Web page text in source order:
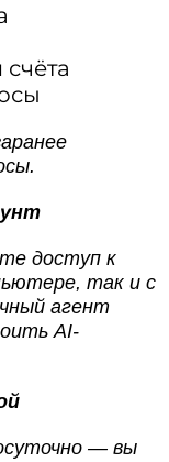
доступ к
так и с
агент
AI-
— вы